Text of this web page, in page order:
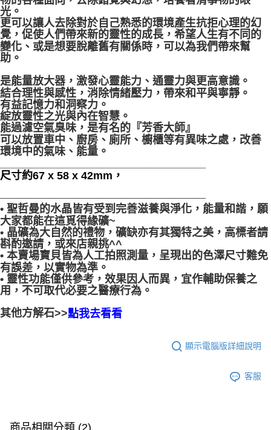
光。
更可以讓人去除對於自己熟悉的環境產生抗拒心理的幻
覺，促使人們帶來新的靈性的成長，希望人生有不同的
變化、或是想要脫離舊有關係時，可以為我們帶來幫
助。
是能量放大器，激發心靈能力、通靈力與更高意識。
結合理性與感性，消除情緒壓力，帶來和平與寧靜。
有益記憶力和洞察力。
綻放靈性之光與內在智慧。
能過濾空氣臭味，是有名的『芳香大師』
可以放置車中、廚房、廁所、櫥櫃等有異味之處，改善
環境中的氣味、能量。
尺寸約67 x 58 x 42mm，
• 聖哲曼的水晶皆有受到完善滋養與淨化，能量和諧，願
大家都能在這覓得緣礦~
• 晶礦為大自然的禮物，礦缺亦有其獨特之美，高標者請
斟酌邀請，或來店親挑^^
• 本賣場寶貝皆為人工拍照測量，呈現出的色澤尺寸難免
有誤差，以實物為準。
• 靈性功能僅供參考，效果因人而異，宜作輔助保養之
用，不可取代必要之醫療行為。
其他方解石>>點我去看看
顯示電腦版詳細說明
客服
商品相關分類 (2)